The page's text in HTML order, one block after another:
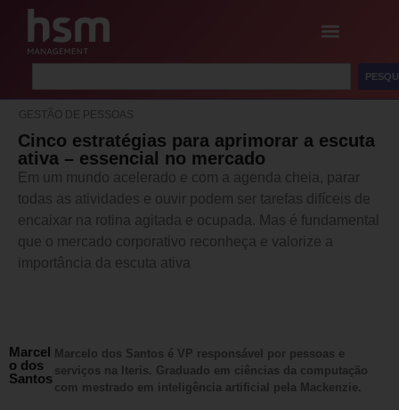
GESTÃO DE PESSOAS
Cinco estratégias para aprimorar a escuta
ativa – essencial no mercado
Em um mundo acelerado e com a agenda cheia, parar
todas as atividades e ouvir podem ser tarefas difíceis de
encaixar na rotina agitada e ocupada. Mas é fundamental
que o mercado corporativo reconheça e valorize a
importância da escuta ativa
Marcel
o dos
Santos
Marcelo dos Santos é VP responsável por pessoas e
serviços na Iteris. Graduado em ciências da computação
com mestrado em inteligência artificial pela Mackenzie.